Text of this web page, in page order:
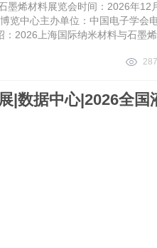
墨烯材料展览会时间：2026年12
览中心主办单位：中国电子学会
2026上海国际纳米材料与石墨烯
11日在上海新国际博览
|数据中心|2026全国